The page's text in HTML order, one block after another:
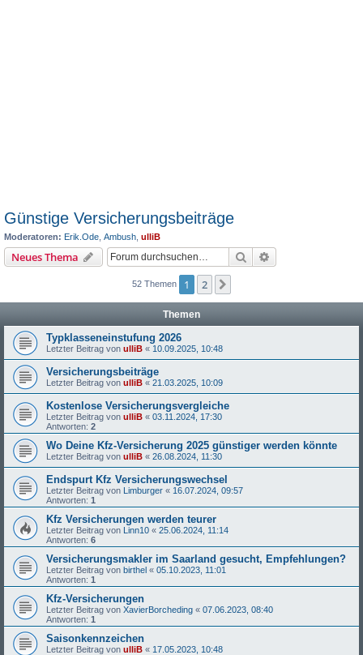
Günstige Versicherungsbeiträge
Moderatoren: Erik.Ode Ambush ulliB
Neues Thema Suche
52 Themen 1 2
Themen
Typklasseneinstufung 2026
Letzter Beitrag von ulliB « 10.09.2025, 10:48
Versicherungsbeiträge
Letzter Beitrag von ulliB « 21.03.2025, 10:09
Kostenlose Versicherungsvergleiche
Letzter Beitrag von ulliB « 03.11.2024, 17:30
Antworten: 2
Wo Deine Kfz-Versicherung 2025 günstiger werden könnte
Letzter Beitrag von ulliB « 26.08.2024, 11:30
Endspurt Kfz Versicherungswechsel
Letzter Beitrag von Limburger « 16.07.2024, 09:57
Antworten: 1
Kfz Versicherungen werden teurer
Letzter Beitrag von Linn10 « 25.06.2024, 11:14
Antworten: 6
Versicherungsmakler im Saarland gesucht, Empfehlungen?
Letzter Beitrag von birthel « 05.10.2023, 11:01
Antworten: 1
Kfz-Versicherungen
Letzter Beitrag von XavierBorcheding « 07.06.2023, 08:40
Antworten: 1
Saisonkennzeichen
Letzter Beitrag von ulliB « 17.05.2023, 10:48